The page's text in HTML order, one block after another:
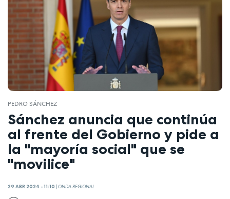
PEDRO SÁNCHEZ
Sánchez anuncia que continúa
al frente del Gobierno y pide a
la "mayoría social" que se
"movilice"
29 ABR 2024 - 11:10 |ONDA REGIONAL